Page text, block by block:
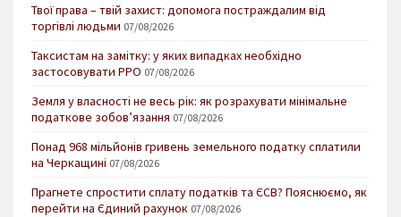
Твої права – твій захист: допомога постраждалим від
торгівлі людьми 07/08/2026
Таксистам на замітку: у яких випадках необхідно
застосовувати РРО 07/08/2026
Земля у власності не весь рік: як розрахувати мінімальне
податкове зобов’язання 07/08/2026
Понад 968 мільйонів гривень земельного податку сплатили
на Черкащині 07/08/2026
Прагнете спростити сплату податків та ЄСВ? Пояснюємо, як
перейти на Єдиний рахунок 07/08/2026